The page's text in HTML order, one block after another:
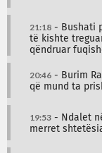
21:18 - Bushati
të kishte
qëndruar
20:46 - Burim
që mund ta
19:53 - Ndalet
merret